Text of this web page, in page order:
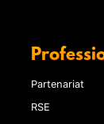
Partenariat
RSE